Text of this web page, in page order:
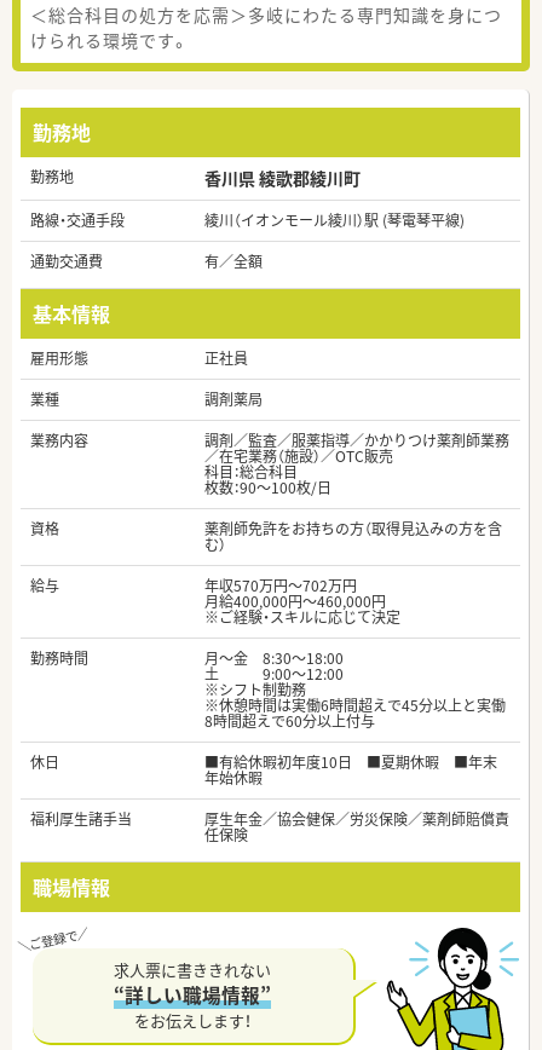
＜総合科目の処方を応需＞多岐にわたる専門知識を身につ
けられる環境です。
勤務地
勤務地 香川県 綾歌郡綾川町
路線・交通手段
綾川（イオンモール綾川）駅 (琴電琴平線)
通勤交通費
有／全額
基本情報
雇用形態
正社員
業種
調剤薬局
業務内容
調剤／監査／服薬指導／かかりつけ薬剤師業務
／在宅業務（施設）／OTC販売
科目：総合科目
枚数：90～100枚/日
資格
薬剤師免許をお持ちの方（取得見込みの方を含
む）
給与
年収570万円～702万円
月給400,000円～460,000円
※ご経験・スキルに応じて決定
勤務時間
月～金 8:30～18:00
土 9:00～12:00
※シフト制勤務
※休憩時間は実働6時間超えで45分以上と実働
8時間超えで60分以上付与
休日
■有給休暇初年度10日 ■夏期休暇 ■年末
年始休暇
福利厚生諸手当
厚生年金／協会健保／労災保険／薬剤師賠償責
任保険
職場情報
求人票に書ききれない
“詳しい職場情報”
をお伝えします！